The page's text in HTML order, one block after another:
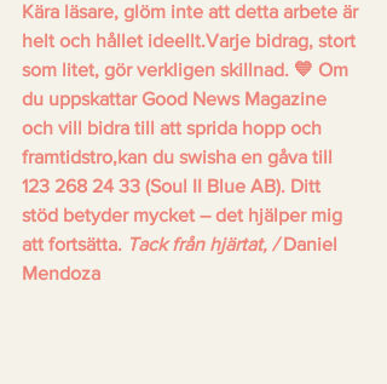
Kära läsare, glöm inte att detta arbete är
helt och hållet ideellt.Varje bidrag, stort
som litet, gör verkligen skillnad. 💙 Om
du uppskattar Good News Magazine
och vill bidra till att sprida hopp och
framtidstro,kan du swisha en gåva till
123 268 24 33 (Soul II Blue AB). Ditt
stöd betyder mycket – det hjälper mig
att fortsätta. Tack från hjärtat, / Daniel
Mendoza